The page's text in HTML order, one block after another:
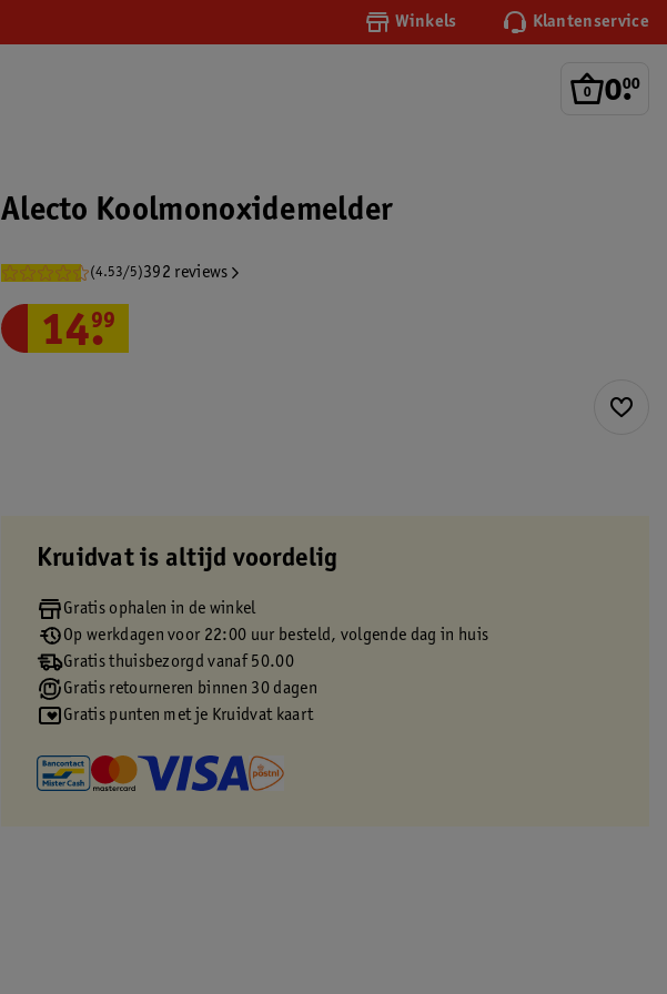
Winkels Klantenservice
0.
00
Alecto Koolmonoxidemelder
(4.53/5)392 reviews
14.
99
Kruidvat is altijd voordelig
Gratis ophalen in de winkel
Op werkdagen voor 22:00 uur besteld, volgende dag in huis
Gratis thuisbezorgd vanaf 50.00
Gratis retourneren binnen 30 dagen
Gratis punten met je Kruidvat kaart